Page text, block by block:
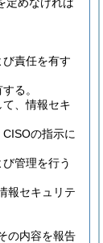
責任を有す
る。
、情報セキ
の指示に
管理を行う
報セキュリテ
の内容を報告